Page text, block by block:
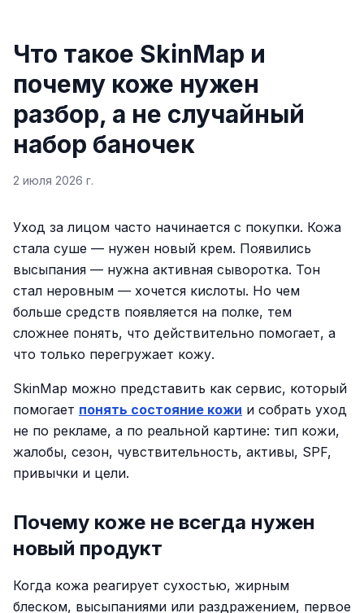
Что такое SkinMap и
почему коже нужен
разбор, а не случайный
набор баночек
2 июля 2026 г.
Уход за лицом часто начинается с покупки. Кожа
стала суше — нужен новый крем. Появились
высыпания — нужна активная сыворотка. Тон
стал неровным — хочется кислоты. Но чем
больше средств появляется на полке, тем
сложнее понять, что действительно помогает, а
что только перегружает кожу.
SkinMap можно представить как сервис, который
помогает понять состояние кожи и собрать уход
не по рекламе, а по реальной картине: тип кожи,
жалобы, сезон, чувствительность, активы, SPF,
привычки и цели.
Почему коже не всегда нужен
новый продукт
Когда кожа реагирует сухостью, жирным
блеском, высыпаниями или раздражением, первое